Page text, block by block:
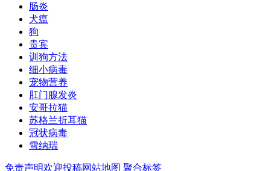
肠炎
犬瘟
狗
贵宾
训狗方法
细小病毒
宠物营养
肛门腺发炎
安哥拉猫
苏格兰折耳猫
冠状病毒
雪纳瑞
免责声明欢迎投稿网站地图 聚合标签